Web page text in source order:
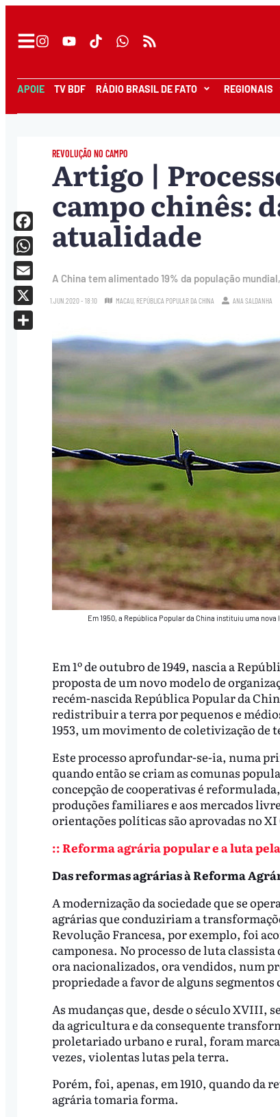
APOIE TV BDF RÁDIO BRASIL DE FATO REGIONAIS
REVOLUÇÃO NO CAMPO
Artigo |
campo chinês:
atualidade
A China tem alimentado 19% da população
1.JUN.2020 - 18:10 MACAU, REPÚBLICA POPULAR DA CHINA ANA SALDANHA
Em 1950, a República Popular da China instituiu uma
Em 1º de outubro de 1949, nascia a
proposta de um novo modelo de
recém-nascida República Popular da
redistribuir a terra por pequenos e
1953, um movimento de coletivização de
Este processo aprofundar-se-ia, numa
quando então se criam as comunas
concepção de cooperativas é
produções familiares e aos mercados
orientações políticas são aprovadas no
:: Reforma agrária popular e a luta
Das reformas agrárias à Reforma
A modernização da sociedade que se
agrárias que conduziriam a
Revolução Francesa, por exemplo, foi
camponesa. No processo de luta
ora nacionalizados, ora vendidos, num
propriedade a favor de alguns segmentos
As mudanças que, desde o século
da agricultura e da consequente
proletariado urbano e rural, foram
vezes, violentas lutas pela terra.
Porém, foi, apenas, em 1910, quando da
agrária tomaria forma.
Facebook
WhatsApp
Email
X